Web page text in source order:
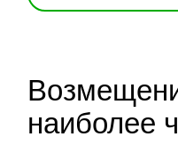
наиболее